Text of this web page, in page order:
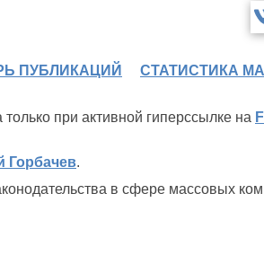
ПУБЛИКАЦИЙ СТАТИСТИКА
при активной гиперссылке на
Горбачев.
в сфере массовых